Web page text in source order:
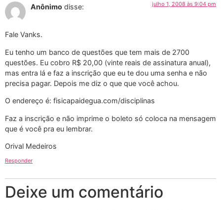
Anônimo disse: julho 1, 2008 às 9:04 pm
Fale Vanks.
Eu tenho um banco de questões que tem mais de 2700
questões. Eu cobro R$ 20,00 (vinte reais de assinatura anual),
mas entra lá e faz a inscrição que eu te dou uma senha e não
precisa pagar. Depois me diz o que que você achou.
O endereço é: fisicapaidegua.com/disciplinas
Faz a inscrição e não imprime o boleto só coloca na mensagem
que é você pra eu lembrar.
Orival Medeiros
Responder
Deixe um comentário